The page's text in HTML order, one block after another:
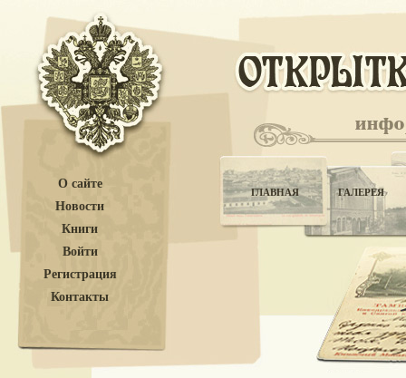
О сайте
Новости
Книги
Войти
Регистрация
Контакты
ГЛАВНАЯ ГАЛЕРЕЯ